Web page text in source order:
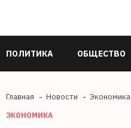
ПОЛИТИКА ОБЩЕСТВО
Главная Новости Экономика
ЭКОНОМИКА